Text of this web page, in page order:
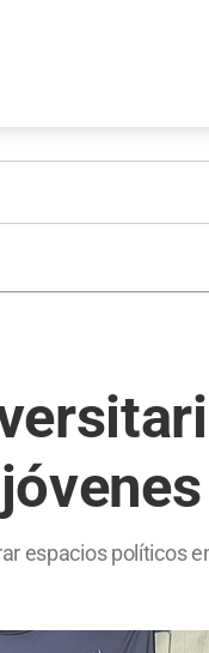
espacios políticos